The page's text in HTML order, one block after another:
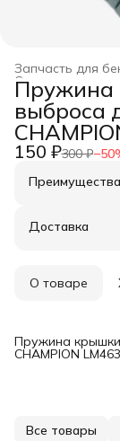
Запчасть для
Строительство и
Главная ›
Пружина
выброса
150 ₽300 ₽−50
Преимущества
Оплата
Удобный
Доставка
О товаре
Пружина
CHAMPION
Все товары